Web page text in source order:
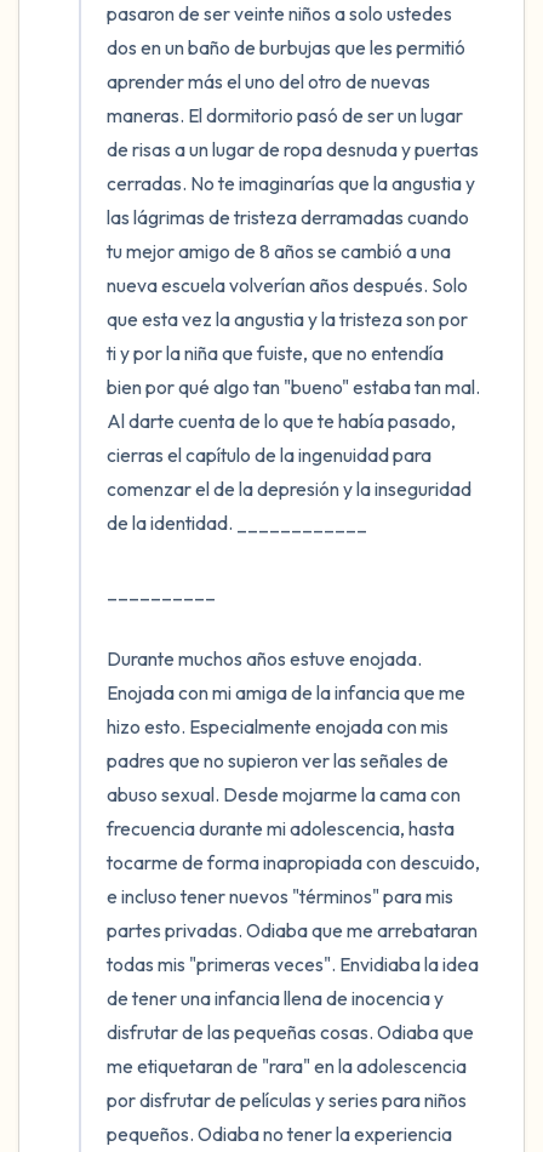
pasaron de ser veinte niños a solo ustedes
dos en un baño de burbujas que les permitió
aprender más el uno del otro de nuevas
maneras. El dormitorio pasó de ser un lugar
de risas a un lugar de ropa desnuda y puertas
cerradas. No te imaginarías que la angustia y
las lágrimas de tristeza derramadas cuando
tu mejor amigo de 8 años se cambió a una
nueva escuela volverían años después. Solo
que esta vez la angustia y la tristeza son por
ti y por la niña que fuiste, que no entendía
bien por qué algo tan "bueno" estaba tan mal.
Al darte cuenta de lo que te había pasado,
cierras el capítulo de la ingenuidad para
comenzar el de la depresión y la inseguridad
de la identidad. ____________
Durante muchos años estuve enojada.
Enojada con mi amiga de la infancia que me
hizo esto. Especialmente enojada con mis
padres que no supieron ver las señales de
abuso sexual. Desde mojarme la cama con
frecuencia durante mi adolescencia, hasta
tocarme de forma inapropiada con descuido,
e incluso tener nuevos "términos" para mis
partes privadas. Odiaba que me arrebataran
todas mis "primeras veces". Envidiaba la idea
de tener una infancia llena de inocencia y
disfrutar de las pequeñas cosas. Odiaba que
me etiquetaran de "rara" en la adolescencia
por disfrutar de películas y series para niños
pequeños. Odiaba no tener la experiencia